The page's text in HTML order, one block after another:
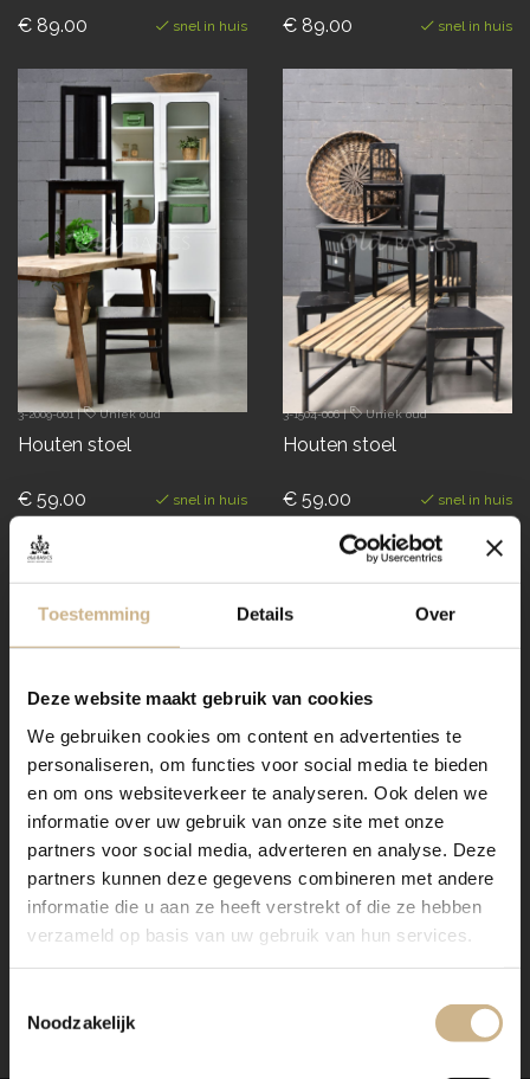
Toestemming Details Over
Deze website maakt gebruik van cookies
We gebruiken cookies om content en advertenties te
personaliseren, om functies voor social media te bieden
en om ons websiteverkeer te analyseren. Ook delen we
informatie over uw gebruik van onze site met onze
partners voor social media, adverteren en analyse. Deze
partners kunnen deze gegevens combineren met andere
informatie die u aan ze heeft verstrekt of die ze hebben
verzameld op basis van uw gebruik van hun services.
Noodzakelijk
€ 89.00 snel in huis € 89.00 snel in huis
3-2009-001| Uniek oud
Houten stoel
€ 59.00 snel in huis
3-1504-006| Uniek oud
Houten stoel
€ 59.00 snel in huis
3-1504-007| Uniek oud
Houten stoel
€ 59.00